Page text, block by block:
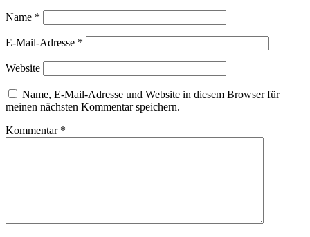
Name *
E-Mail-Adresse *
Website
Name, E-Mail-Adresse und Website in diesem Browser für
meinen nächsten Kommentar speichern.
Kommentar *